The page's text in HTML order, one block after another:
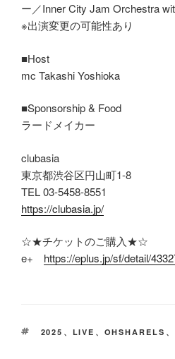
ー／Inner City Jam Orchestra
※出演変更の可能性あり
■Host
mc Takashi Yoshioka
■Sponsorship & Food
ラードメイカー
clubasia
東京都渋谷区円山町1-8
TEL 03-5458-8551
https://clubasia.jp/
☆★チケットのご購入★☆
e+ https://eplus.jp/sf/detail/
タ
2025 、 LIVE 、 OHSHARELS 、